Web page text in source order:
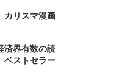
リスマ漫画
済界有数の読
ストセラー